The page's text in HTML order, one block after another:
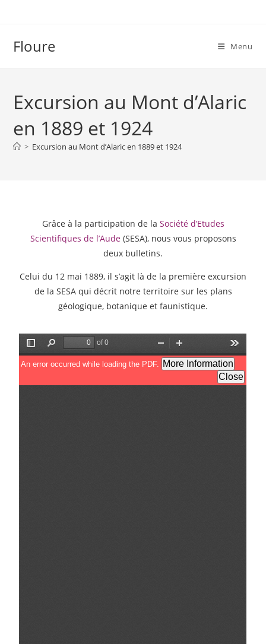
Floure Menu
Excursion au Mont d’Alaric
en 1889 et 1924
> Excursion au Mont d’Alaric en 1889 et 1924
Grâce à la participation de la Société d’Etudes
Scientifiques de l’Aude(SESA), nous vous proposons
deux bulletins.
Celui du 12 mai 1889, il s’agit là de la première excursion
de la SESA qui décrit notre territoire sur les plans
géologique, botanique et faunistique.